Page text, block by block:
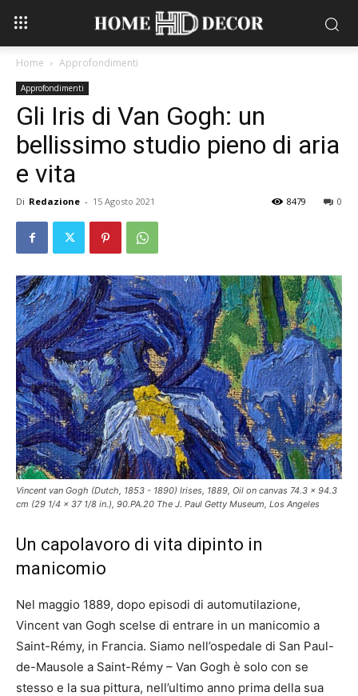
Home Approfondimenti
Approfondimenti
Gli Iris di Van Gogh: un
bellissimo studio pieno di aria
e vita
Di Redazione - 15 Agosto 2021 0
8479
Vincent van Gogh (Dutch, 1853 - 1890) Irises, 1889, Oil on canvas 74.3 × 94.3
cm (29 1/4 × 37 1/8 in.), 90.PA.20 The J. Paul Getty Museum, Los Angeles
Un capolavoro di vita dipinto in
manicomio
Nel maggio 1889, dopo episodi di automutilazione,
Vincent van Gogh scelse di entrare in un manicomio a
Saint-Rémy, in Francia. Siamo nell’ospedale di San Paul-
de-Mausole a Saint-Rémy – Van Gogh è solo con se
stesso e la sua pittura, nell’ultimo anno prima della sua